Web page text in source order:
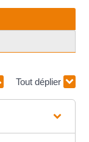
Tout déplier